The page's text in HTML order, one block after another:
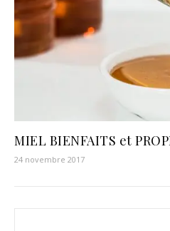
MIEL BIENFAITS et
24 novembre 2017